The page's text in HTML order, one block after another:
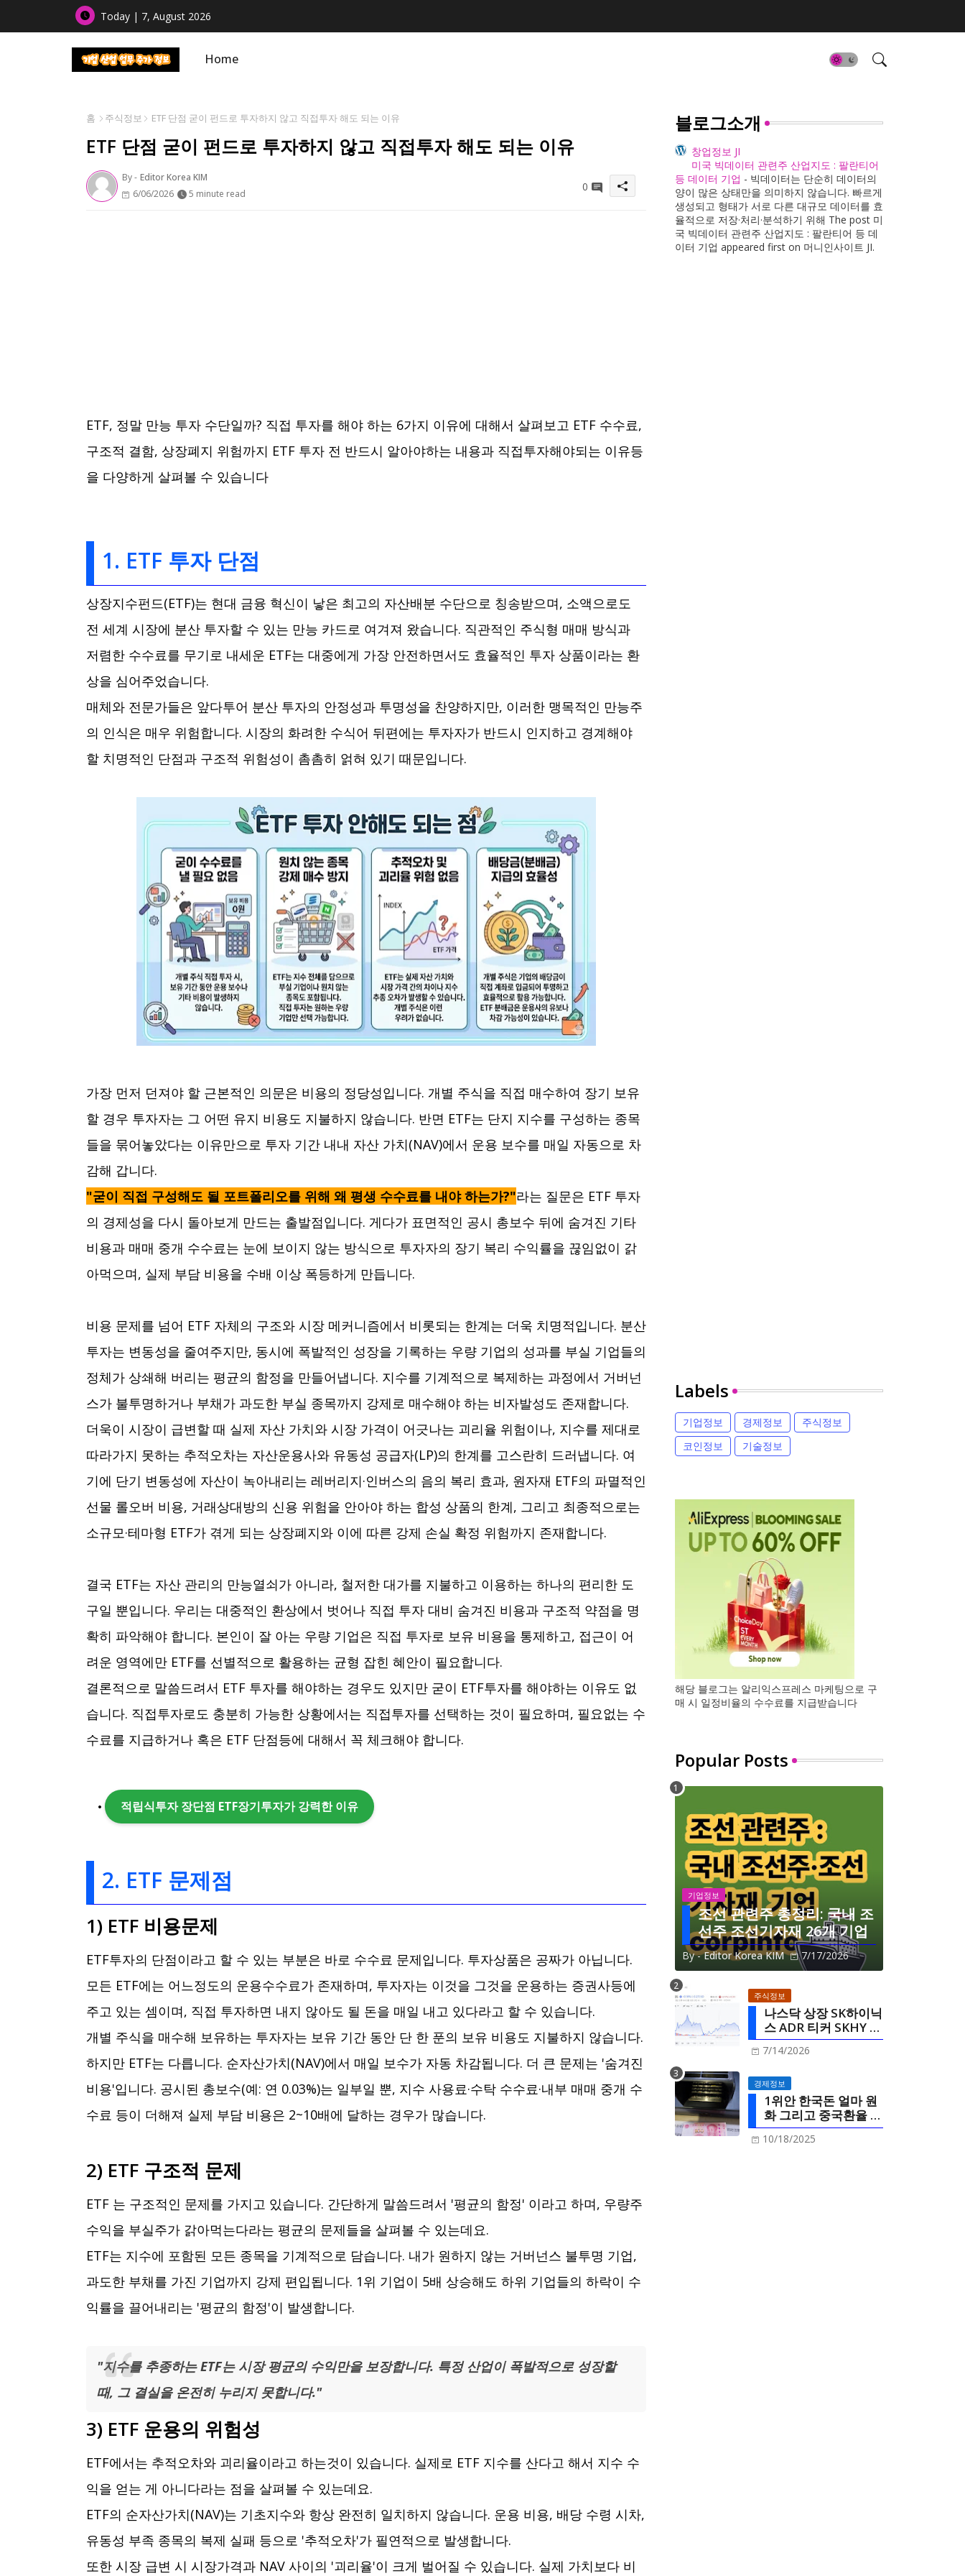
Today | 7, August 2026
Home
홈 주식정보 ETF 단점 굳이 펀드로 투자하지 않고 직접투자 해도 되는 이유
ETF 단점 굳이 펀드로 투자하지 않고 직접투자 해도 되는 이유
By - Editor Korea KIM
6/06/2026
5 minute read
0
ETF, 정말 만능 투자 수단일까? 직접 투자를 해야 하는 6가지 이유에 대해서 살펴보고 ETF 수수료,
구조적 결함, 상장폐지 위험까지 ETF 투자 전 반드시 알아야하는 내용과 직접투자해야되는 이유등
을 다양하게 살펴볼 수 있습니다
1. ETF 투자 단점
상장지수펀드(ETF)는 현대 금융 혁신이 낳은 최고의 자산배분 수단으로 칭송받으며, 소액으로도
전 세계 시장에 분산 투자할 수 있는 만능 카드로 여겨져 왔습니다. 직관적인 주식형 매매 방식과
저렴한 수수료를 무기로 내세운 ETF는 대중에게 가장 안전하면서도 효율적인 투자 상품이라는 환
상을 심어주었습니다.
매체와 전문가들은 앞다투어 분산 투자의 안정성과 투명성을 찬양하지만, 이러한 맹목적인 만능주
의 인식은 매우 위험합니다. 시장의 화려한 수식어 뒤편에는 투자자가 반드시 인지하고 경계해야
할 치명적인 단점과 구조적 위험성이 촘촘히 얽혀 있기 때문입니다.
가장 먼저 던져야 할 근본적인 의문은 비용의 정당성입니다. 개별 주식을 직접 매수하여 장기 보유
할 경우 투자자는 그 어떤 유지 비용도 지불하지 않습니다. 반면 ETF는 단지 지수를 구성하는 종목
들을 묶어놓았다는 이유만으로 투자 기간 내내 자산 가치(NAV)에서 운용 보수를 매일 자동으로 차
감해 갑니다.
"굳이 직접 구성해도 될 포트폴리오를 위해 왜 평생 수수료를 내야 하는가?"라는 질문은 ETF 투자
의 경제성을 다시 돌아보게 만드는 출발점입니다. 게다가 표면적인 공시 총보수 뒤에 숨겨진 기타
비용과 매매 중개 수수료는 눈에 보이지 않는 방식으로 투자자의 장기 복리 수익률을 끊임없이 갉
아먹으며, 실제 부담 비용을 수배 이상 폭등하게 만듭니다.
비용 문제를 넘어 ETF 자체의 구조와 시장 메커니즘에서 비롯되는 한계는 더욱 치명적입니다. 분산
투자는 변동성을 줄여주지만, 동시에 폭발적인 성장을 기록하는 우량 기업의 성과를 부실 기업들의
정체가 상쇄해 버리는 평균의 함정을 만들어냅니다. 지수를 기계적으로 복제하는 과정에서 거버넌
스가 불투명하거나 부채가 과도한 부실 종목까지 강제로 매수해야 하는 비자발성도 존재합니다.
더욱이 시장이 급변할 때 실제 자산 가치와 시장 가격이 어긋나는 괴리율 위험이나, 지수를 제대로
따라가지 못하는 추적오차는 자산운용사와 유동성 공급자(LP)의 한계를 고스란히 드러냅니다. 여
기에 단기 변동성에 자산이 녹아내리는 레버리지·인버스의 음의 복리 효과, 원자재 ETF의 파멸적인
선물 롤오버 비용, 거래상대방의 신용 위험을 안아야 하는 합성 상품의 한계, 그리고 최종적으로는
소규모·테마형 ETF가 겪게 되는 상장폐지와 이에 따른 강제 손실 확정 위험까지 존재합니다.
결국 ETF는 자산 관리의 만능열쇠가 아니라, 철저한 대가를 지불하고 이용하는 하나의 편리한 도
구일 뿐입니다. 우리는 대중적인 환상에서 벗어나 직접 투자 대비 숨겨진 비용과 구조적 약점을 명
확히 파악해야 합니다. 본인이 잘 아는 우량 기업은 직접 투자로 보유 비용을 통제하고, 접근이 어
려운 영역에만 ETF를 선별적으로 활용하는 균형 잡힌 혜안이 필요합니다.
결론적으로 말씀드려서 ETF 투자를 해야하는 경우도 있지만 굳이 ETF투자를 해야하는 이유도 없
습니다. 직접투자로도 충분히 가능한 상황에서는 직접투자를 선택하는 것이 필요하며, 필요없는 수
수료를 지급하거나 혹은 ETF 단점등에 대해서 꼭 체크해야 합니다.
적립식투자 장단점 ETF장기투자가 강력한 이유
2. ETF 문제점
1) ETF 비용문제
ETF투자의 단점이라고 할 수 있는 부분은 바로 수수료 문제입니다. 투자상품은 공짜가 아닙니다.
모든 ETF에는 어느정도의 운용수수료가 존재하며, 투자자는 이것을 그것을 운용하는 증권사등에
주고 있는 셈이며, 직접 투자하면 내지 않아도 될 돈을 매일 내고 있다라고 할 수 있습니다.
개별 주식을 매수해 보유하는 투자자는 보유 기간 동안 단 한 푼의 보유 비용도 지불하지 않습니다.
하지만 ETF는 다릅니다. 순자산가치(NAV)에서 매일 보수가 자동 차감됩니다. 더 큰 문제는 '숨겨진
비용'입니다. 공시된 총보수(예: 연 0.03%)는 일부일 뿐, 지수 사용료·수탁 수수료·내부 매매 중개 수
수료 등이 더해져 실제 부담 비용은 2~10배에 달하는 경우가 많습니다.
2) ETF 구조적 문제
ETF 는 구조적인 문제를 가지고 있습니다. 간단하게 말씀드려서 '평균의 함정' 이라고 하며, 우량주
수익을 부실주가 갉아먹는다라는 평균의 문제들을 살펴볼 수 있는데요.
ETF는 지수에 포함된 모든 종목을 기계적으로 담습니다. 내가 원하지 않는 거버넌스 불투명 기업,
과도한 부채를 가진 기업까지 강제 편입됩니다. 1위 기업이 5배 상승해도 하위 기업들의 하락이 수
익률을 끌어내리는 '평균의 함정'이 발생합니다.
"지수를 추종하는 ETF는 시장 평균의 수익만을 보장합니다. 특정 산업이 폭발적으로 성장할
때, 그 결실을 온전히 누리지 못합니다."
3) ETF 운용의 위험성
ETF에서는 추적오차와 괴리율이라고 하는것이 있습니다. 실제로 ETF 지수를 산다고 해서 지수 수
익을 얻는 게 아니다라는 점을 살펴볼 수 있는데요.
ETF의 순자산가치(NAV)는 기초지수와 항상 완전히 일치하지 않습니다. 운용 비용, 배당 수령 시차,
유동성 부족 종목의 복제 실패 등으로 '추적오차'가 필연적으로 발생합니다.
또한 시장 급변 시 시장가격과 NAV 사이의 '괴리율'이 크게 벌어질 수 있습니다. 실제 가치보다 비
블로그소개
창업정보 JI
미국 빅데이터 관련주 산업지도 : 팔란티어
등 데이터 기업 - 빅데이터는 단순히 데이터의
양이 많은 상태만을 의미하지 않습니다. 빠르게
생성되고 형태가 서로 다른 대규모 데이터를 효
율적으로 저장·처리·분석하기 위해 The post 미
국 빅데이터 관련주 산업지도 : 팔란티어 등 데
이터 기업 appeared first on 머니인사이트 JI.
Labels
기업정보 경제정보
주식정보
코인정보
기술정보
해당 블로그는 알리익스프레스 마케팅으로 구
매 시 일정비율의 수수료를 지급받습니다
Popular Posts
기업정보
조선 관련주 총정리: 국내 조
선주 조선기자재 26개 기업
By - Editor Korea KIM 7/17/2026
주식정보
나스닥 상장 SK하이닉
스 ADR 티커 SKHY 미
국주식정보
7/14/2026
경제정보
1위안 한국돈 얼마 원
화 그리고 중국환율 한
국환율 연동
10/18/2025